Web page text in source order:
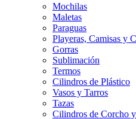
Mochilas
Maletas
Paraguas
Playeras, Camisas y
Gorras
Sublimación
Termos
Cilindros de Plástico
Vasos y Tarros
Tazas
Cilindros de Corcho